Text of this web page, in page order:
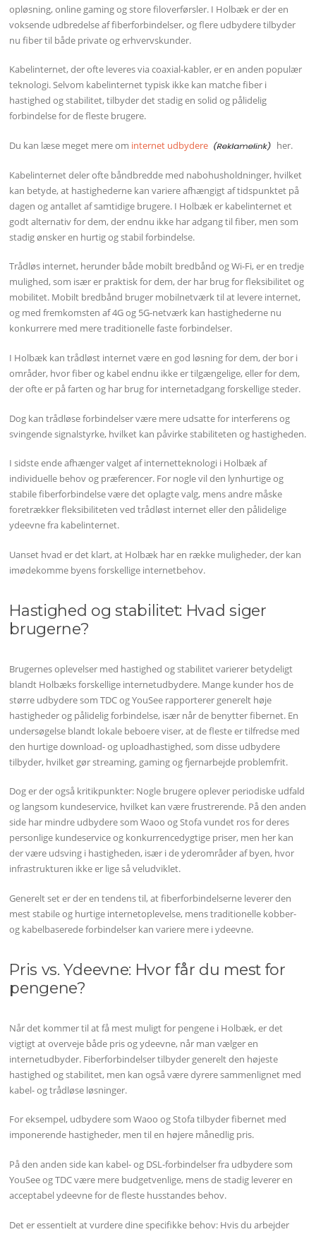
opløsning, online gaming og store filoverførsler. I Holbæk er der en
voksende udbredelse af fiberforbindelser, og flere udbydere tilbyder
nu fiber til både private og erhvervskunder.
Kabelinternet, der ofte leveres via coaxial-kabler, er en anden populær
teknologi. Selvom kabelinternet typisk ikke kan matche fiber i
hastighed og stabilitet, tilbyder det stadig en solid og pålidelig
forbindelse for de fleste brugere.
Du kan læse meget mere om internet udbydere her.
Kabelinternet deler ofte båndbredde med nabohusholdninger, hvilket
kan betyde, at hastighederne kan variere afhængigt af tidspunktet på
dagen og antallet af samtidige brugere. I Holbæk er kabelinternet et
godt alternativ for dem, der endnu ikke har adgang til fiber, men som
stadig ønsker en hurtig og stabil forbindelse.
Trådløs internet, herunder både mobilt bredbånd og Wi-Fi, er en tredje
mulighed, som især er praktisk for dem, der har brug for fleksibilitet og
mobilitet. Mobilt bredbånd bruger mobilnetværk til at levere internet,
og med fremkomsten af 4G og 5G-netværk kan hastighederne nu
konkurrere med mere traditionelle faste forbindelser.
I Holbæk kan trådløst internet være en god løsning for dem, der bor i
områder, hvor fiber og kabel endnu ikke er tilgængelige, eller for dem,
der ofte er på farten og har brug for internetadgang forskellige steder.
Dog kan trådløse forbindelser være mere udsatte for interferens og
svingende signalstyrke, hvilket kan påvirke stabiliteten og hastigheden.
I sidste ende afhænger valget af internetteknologi i Holbæk af
individuelle behov og præferencer. For nogle vil den lynhurtige og
stabile fiberforbindelse være det oplagte valg, mens andre måske
foretrækker fleksibiliteten ved trådløst internet eller den pålidelige
ydeevne fra kabelinternet.
Uanset hvad er det klart, at Holbæk har en række muligheder, der kan
imødekomme byens forskellige internetbehov.
Hastighed og stabilitet: Hvad siger
brugerne?
Brugernes oplevelser med hastighed og stabilitet varierer betydeligt
blandt Holbæks forskellige internetudbydere. Mange kunder hos de
større udbydere som TDC og YouSee rapporterer generelt høje
hastigheder og pålidelig forbindelse, især når de benytter fibernet. En
undersøgelse blandt lokale beboere viser, at de fleste er tilfredse med
den hurtige download- og uploadhastighed, som disse udbydere
tilbyder, hvilket gør streaming, gaming og fjernarbejde problemfrit.
Dog er der også kritikpunkter: Nogle brugere oplever periodiske udfald
og langsom kundeservice, hvilket kan være frustrerende. På den anden
side har mindre udbydere som Waoo og Stofa vundet ros for deres
personlige kundeservice og konkurrencedygtige priser, men her kan
der være udsving i hastigheden, især i de yderområder af byen, hvor
infrastrukturen ikke er lige så veludviklet.
Generelt set er der en tendens til, at fiberforbindelserne leverer den
mest stabile og hurtige internetoplevelse, mens traditionelle kobber-
og kabelbaserede forbindelser kan variere mere i ydeevne.
Pris vs. Ydeevne: Hvor får du mest for
pengene?
Når det kommer til at få mest muligt for pengene i Holbæk, er det
vigtigt at overveje både pris og ydeevne, når man vælger en
internetudbyder. Fiberforbindelser tilbyder generelt den højeste
hastighed og stabilitet, men kan også være dyrere sammenlignet med
kabel- og trådløse løsninger.
For eksempel, udbydere som Waoo og Stofa tilbyder fibernet med
imponerende hastigheder, men til en højere månedlig pris.
På den anden side kan kabel- og DSL-forbindelser fra udbydere som
YouSee og TDC være mere budgetvenlige, mens de stadig leverer en
acceptabel ydeevne for de fleste husstandes behov.
Det er essentielt at vurdere dine specifikke behov: Hvis du arbejder